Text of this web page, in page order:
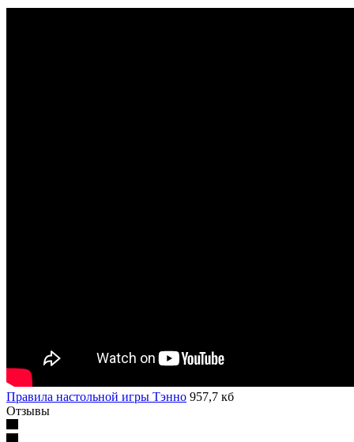
Правила настольной игры Тэнно 957,7 кб
Отзывы